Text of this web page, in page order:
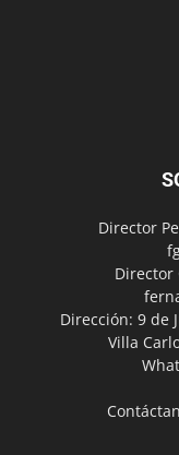
Director
Director
Dirección: 9 de
Villa